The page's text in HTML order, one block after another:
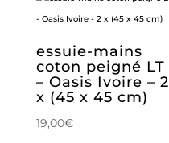
essuie-mains
coton peigné LT
– Oasis Ivoire – 2
x (45 x 45 cm)
19,00€